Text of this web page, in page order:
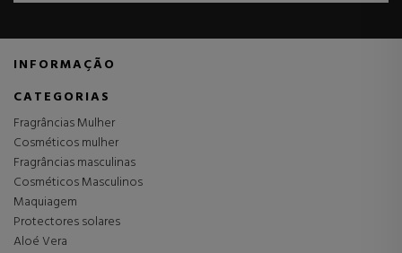
INFORMAÇÃO
CATEGORIAS
Fragrâncias Mulher
Cosméticos mulher
Fragrâncias masculinas
Cosméticos Masculinos
Maquiagem
Protectores solares
Aloé Vera